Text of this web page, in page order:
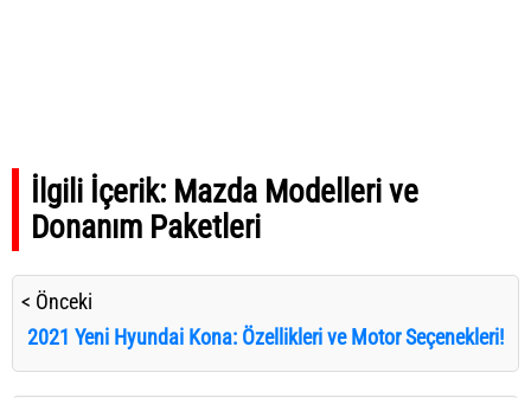
İlgili İçerik: Mazda Modelleri ve
Donanım Paketleri
< Önceki
2021 Yeni Hyundai Kona: Özellikleri ve Motor Seçenekleri!